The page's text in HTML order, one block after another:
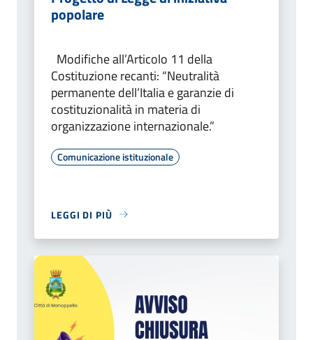
popolare
Modifiche all’Articolo 11 della
Costituzione recanti: “Neutralità
permanente dell’Italia e garanzie di
costituzionalità in materia di
organizzazione internazionale.”
Comunicazione istituzionale
LEGGI DI PIÙ